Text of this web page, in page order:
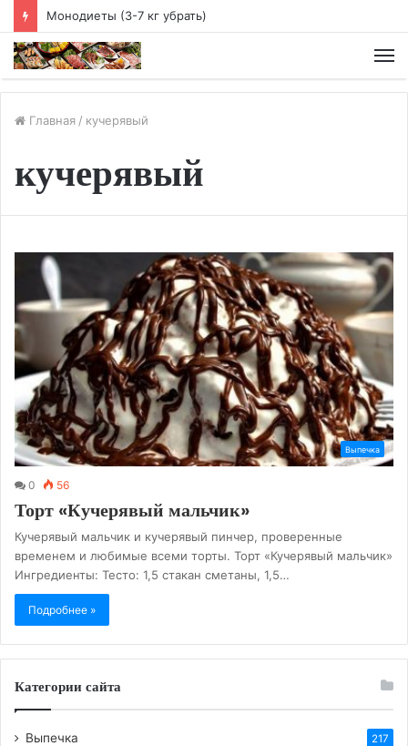
Монодиеты (3-7 кг убрать)
Главная / кучерявый
кучерявый
Выпечка
0 56
Торт «Кучерявый мальчик»
Кучерявый мальчик и кучерявый пинчер, проверенные
временем и любимые всеми торты. Торт «Кучерявый мальчик»
Ингредиенты: Тесто: 1,5 стакан сметаны, 1,5…
Подробнее »
Категории сайта
Выпечка 217